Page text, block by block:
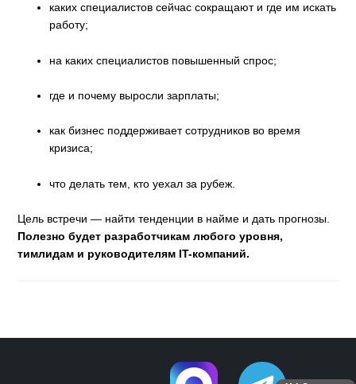
каких специалистов сейчас сокращают и где им искать
работу;
на каких специалистов повышенный спрос;
где и почему выросли зарплаты;
как бизнес поддерживает сотрудников во время
кризиса;
что делать тем, кто уехал за рубеж.
Цель встречи — найти тенденции в найме и дать прогнозы.
Полезно будет разработчикам любого уровня,
тимлидам и руководителям IT-компаний.